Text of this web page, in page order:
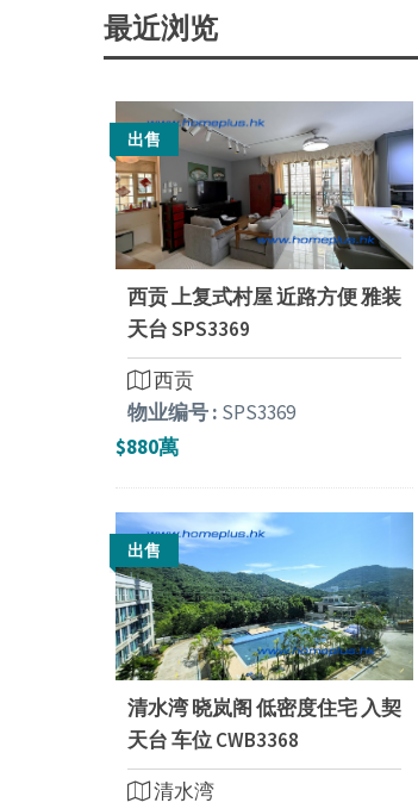
最近浏览
出售
西贡 上复式村屋 近路方便 雅装
天台 SPS3369
西贡
物业编号 : SPS3369
$880萬
出售
清水湾 晓岚阁 低密度住宅 入契
天台 车位 CWB3368
清水湾